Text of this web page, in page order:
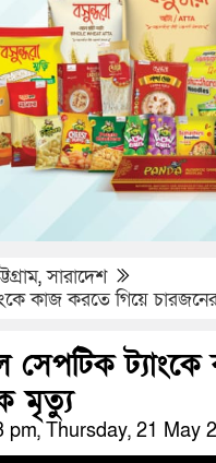
,সারাদেশ
কাজ করতে গিয়ে
সেপটিক
মৃত্যু
Thursday, 21 May